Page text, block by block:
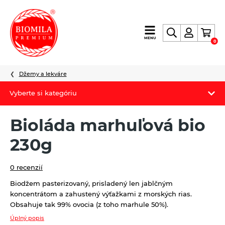
výroba
a
nielen
MENU
0
Vyberte si kategóriu
Špaldové výrobky
Fermato
Novinky
Džemy a lekváre
Bioláda marhuľová bio
230g
0 recenzií
Biodžem pasterizovaný, prisladený len jablčným
koncentrátom a zahustený výťažkami z morských rias.
Obsahuje tak 99% ovocia (z toho marhule 50%).
Úplný popis